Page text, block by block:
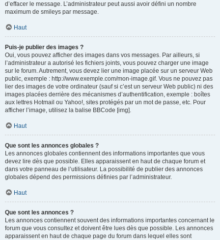
d’effacer le message. L’administrateur peut aussi avoir défini un nombre
maximum de smileys par message.
Haut
Puis-je publier des images ?
Oui, vous pouvez afficher des images dans vos messages. Par ailleurs, si
l’administrateur a autorisé les fichiers joints, vous pouvez charger une image
sur le forum. Autrement, vous devez lier une image placée sur un serveur Web
public, exemple : http://www.exemple.com/mon-image.gif. Vous ne pouvez pas
lier des images de votre ordinateur (sauf si c’est un serveur Web public) ni des
images placées derrière des mécanismes d’authentification, exemple : boîtes
aux lettres Hotmail ou Yahoo!, sites protégés par un mot de passe, etc. Pour
afficher l’image, utilisez la balise BBCode [img].
Haut
Que sont les annonces globales ?
Les annonces globales contiennent des informations importantes que vous
devez lire dès que possible. Elles apparaissent en haut de chaque forum et
dans votre panneau de l’utilisateur. La possibilité de publier des annonces
globales dépend des permissions définies par l’administrateur.
Haut
Que sont les annonces ?
Les annonces contiennent souvent des informations importantes concernant le
forum que vous consultez et doivent être lues dès que possible. Les annonces
apparaissent en haut de chaque page du forum dans lequel elles sont